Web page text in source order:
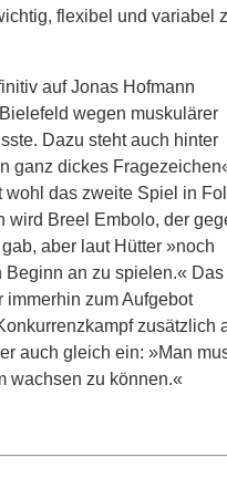
flexibel und variabel
auf Jonas Hofmann
wegen muskulärer
Dazu steht auch hinter
ganz dickes
wohl das zweite Spiel in
wird Breel Embolo, der
aber laut Hütter »noch
Beginn an zu spielen.«
immerhin zum Aufgebot
zusätzlich
auch gleich ein: »Man
wachsen zu können.«